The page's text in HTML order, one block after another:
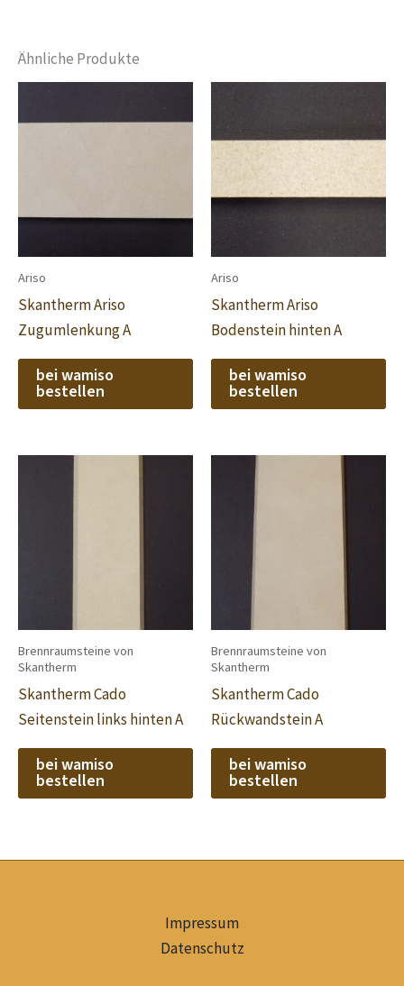
Ähnliche Produkte
Ariso
Skantherm Ariso
Zugumlenkung A
bei wamiso
bestellen
Ariso
Skantherm Ariso
Bodenstein hinten A
bei wamiso
bestellen
Brennraumsteine von
Skantherm
Skantherm Cado
Seitenstein links hinten A
bei wamiso
bestellen
Brennraumsteine von
Skantherm
Skantherm Cado
Rückwandstein A
bei wamiso
bestellen
Impressum
Datenschutz